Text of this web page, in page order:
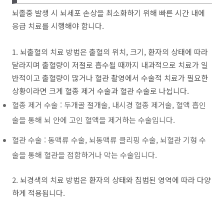
뇌졸중 발생 시 뇌세포 손상을 최소화하기 위해 빠른 시간 내에
응급 치료를 시행해야 합니다.
1. 뇌출혈의 치료 방법은 출혈의 위치, 크기, 환자의 상태에 따라
달라지며 출혈량이 저절로 흡수될 때까지 내과적으로 치료가 일
반적이고 출혈량이 많거나 혈관 촬영에서 수술적 치료가 필요한
상황이라면 크게 혈종 제거 수술과 혈관 수술로 나뉩니다.
혈종 제거 수술 : 두개골 절개술, 내시경 혈종 제거술, 혈액 흡인
술을 통해 뇌 안에 고인 혈액을 제거하는 수술입니다.
혈관 수술 : 동맥류 수술, 뇌동맥류 클리핑 수술, 뇌혈관 기형 수
술을 통해 혈관을 접합하거나 막는 수술입니다.
2. 뇌경색의 치료 방법은 환자의 상태와 침범된 영역에 따라 다양
하게 적용됩니다.